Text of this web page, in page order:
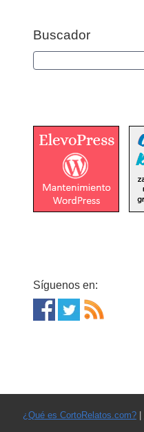
Buscador
Síguenos en:
¿Qué es CortoRelatos.com?|